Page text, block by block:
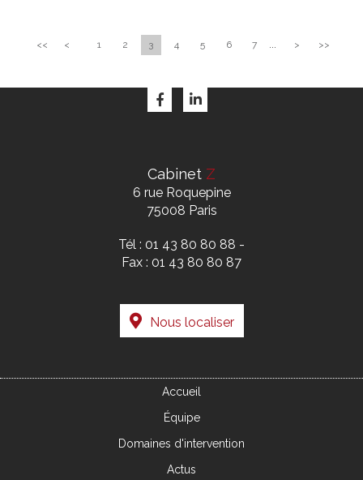
<< < 1 2 3 4 5 6 7 ... > >>
Cabinet Z
6 rue Roquepine
75008 Paris
Tél : 01 43 80 80 88 -
Fax : 01 43 80 80 87
Nous localiser
Accueil
Équipe
Domaines d'intervention
Actus